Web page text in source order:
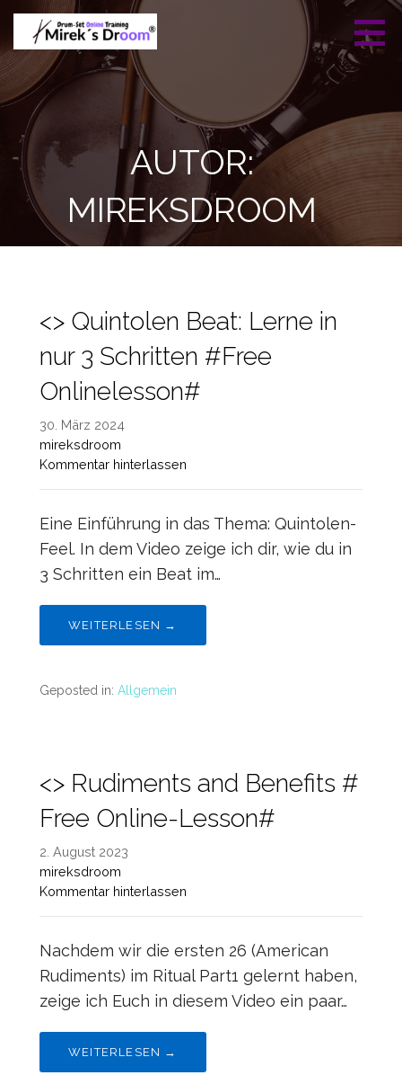
Zum
Inhalt
springen
Mireks Droom -
Drumset Online
Training
Professionelles Drumset
Training
AUTOR:
MIREKSDROOM
<> Quintolen Beat: Lerne in
nur 3 Schritten #Free
Onlinelesson#
30. März 2024
mireksdroom
Kommentar hinterlassen
Eine Einführung in das Thema: Quintolen-
Feel. In dem Video zeige ich dir, wie du in
3 Schritten ein Beat im…
WEITERLESEN →
Geposted in: Allgemein
<> Rudiments and Benefits #
Free Online-Lesson#
2. August 2023
mireksdroom
Kommentar hinterlassen
Nachdem wir die ersten 26 (American
Rudiments) im Ritual Part1 gelernt haben,
zeige ich Euch in diesem Video ein paar…
WEITERLESEN →